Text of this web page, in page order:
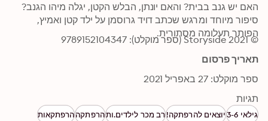
האם יש גנב בבית? והאם יונתן, הבלש הקטן, יגלה מיהו הגנב?
הפותר תעלומה מסתורית.
© 2021 Storyside (ספר מוקלט): 9789152104347
תאריך פרסום
ספר מוקלט: 27 באפריל 2021
תגיות
גילאי 3-6 יוצאים להרפתקה!רב מכר לילדים.ותהרפתקההרפתקאות